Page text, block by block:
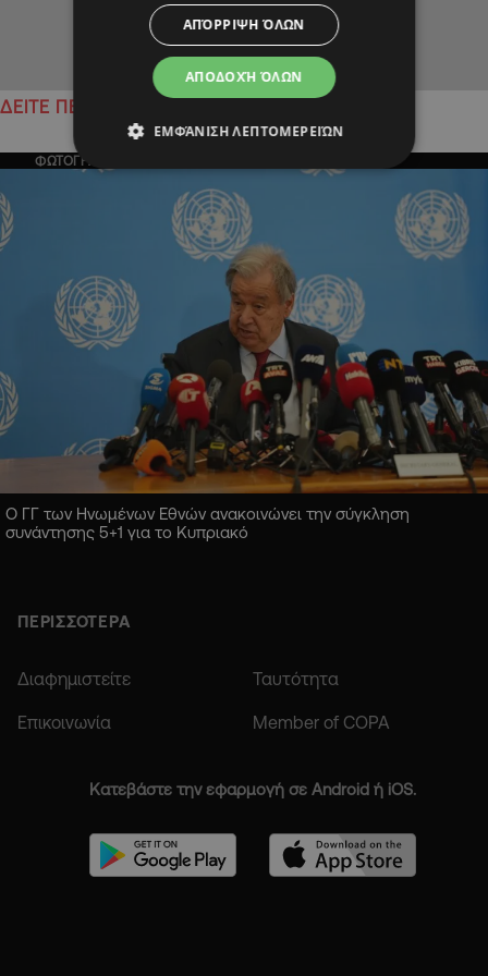
ΔΕΙΤΕ ΠΕΡΙΣΣΟΤΕΡΑ
ΦΩΤΟΓΡΑΦΙΑ ΤΗΣ ΗΜΕΡΑΣ
Ο ΓΓ των Ηνωμένων Εθνών ανακοινώνει την σύγκληση
συνάντησης 5+1 για το Κυπριακό
ΠΕΡΙΣΣΟΤΕΡΑ
Διαφημιστείτε Ταυτότητα
Επικοινωνία Member of COPA
Κατεβάστε την εφαρμογή σε Android ή iOS.
ΑΠΟΔΟΧΉ ΌΛΩΝ
ΑΠΌΡΡΙΨΗ ΌΛΩΝ
ΕΜΦΆΝΙΣΗ ΛΕΠΤΟΜΕΡΕΙΏΝ